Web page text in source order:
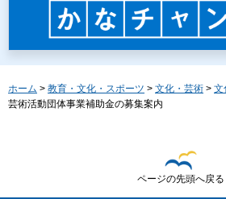
ホーム > 教育・文化・スポーツ > 文化・芸術 > 文
芸術活動団体事業補助金の募集案内
ページの先頭へ戻る